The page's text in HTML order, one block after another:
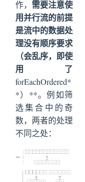
作， 需要注意使
用并行流的前提
是流中的数据处
理没有顺序要求
（会乱序，即使
用了
forEachOrdered*
*）**。例如筛
选集合中的奇
数，两者的处理
不同之处：